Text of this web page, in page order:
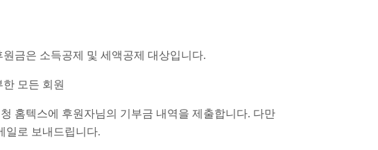
금은 소득공제 및 세액공제 대상입니다.
모든 회원
홈텍스에 후원자님의 기부금 내역을 제출합니다. 다만
일로 보내드립니다.